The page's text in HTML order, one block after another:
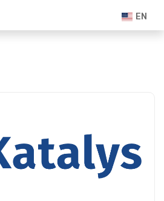
EN